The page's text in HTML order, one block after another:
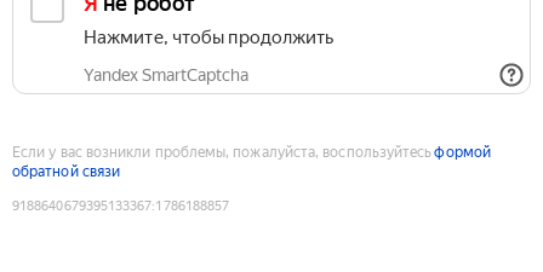
Нажмите, чтобы продолжить
Yandex SmartCaptcha
Если у вас возникли проблемы, пожалуйста, воспользуйтесьформой
обратной связи
9188640679395133367:1786188857